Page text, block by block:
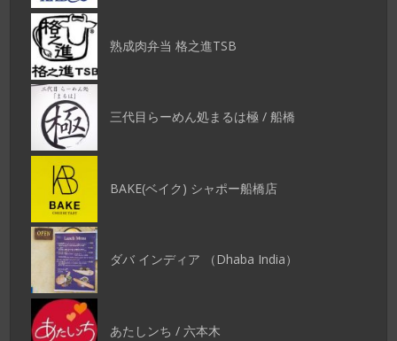
熟成肉弁当 格之進TSB
三代目らーめん処まるは極 / 船橋
BAKE(ベイク) シャポー船橋店
ダバ インディア （Dhaba India）
あたしンち / 六本木